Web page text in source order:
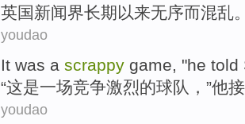
英国新闻界长期 以来无序而混乱
youdao
It was a scrappy game, "he told
“这是一场竞争激烈的球队，”他
youdao